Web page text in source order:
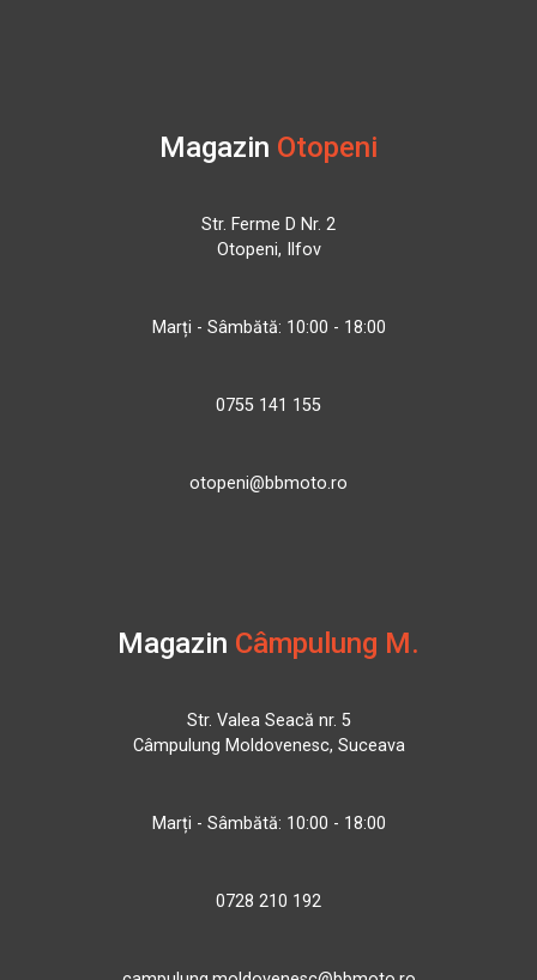
Magazin Otopeni
Str. Ferme D Nr. 2
Otopeni, Ilfov
Marți - Sâmbătă: 10:00 - 18:00
0755 141 155
otopeni@bbmoto.ro
Magazin Câmpulung M.
Str. Valea Seacă nr. 5
Câmpulung Moldovenesc, Suceava
Marți - Sâmbătă: 10:00 - 18:00
0728 210 192